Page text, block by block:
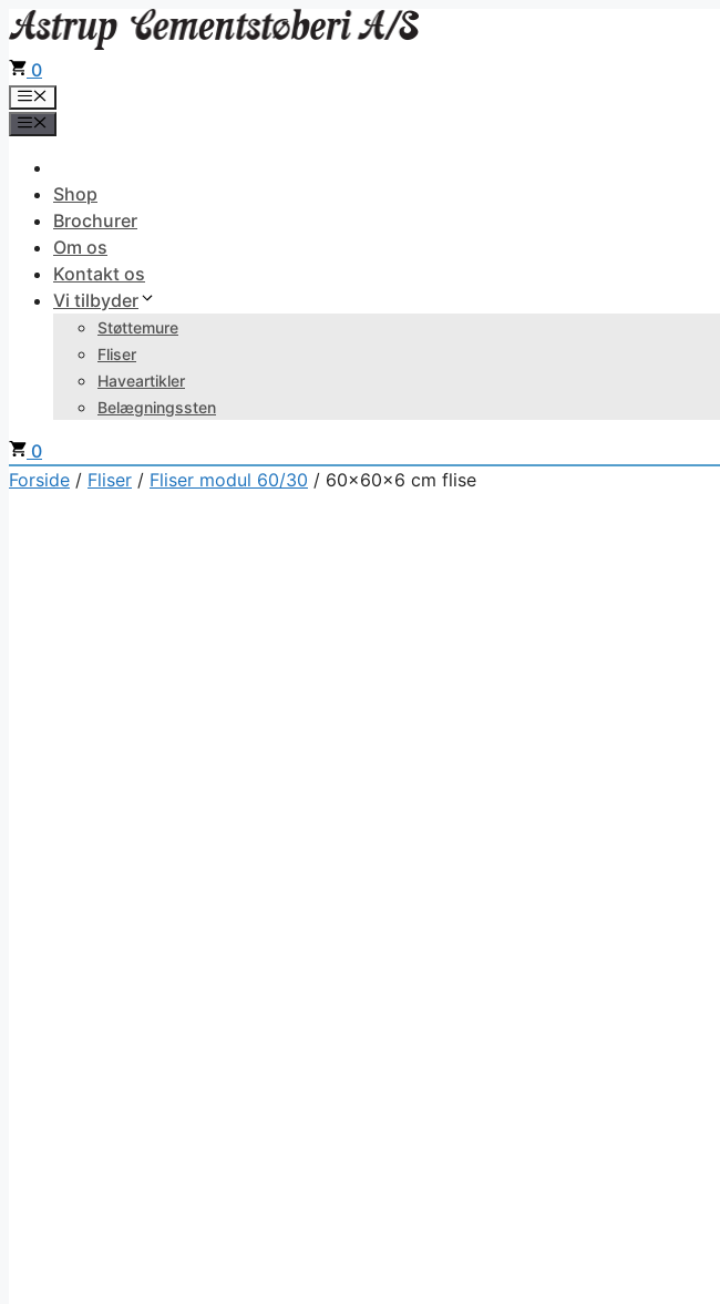
Hop
indhold
0
Menu
Shop
Brochurer
Om os
Kontakt os
Vi tilbyder
Støttemure
Fliser
Haveartikler
Belægningssten
0
Forside / Fliser / Fliser modul 60/30 / 60x60x6 cm flise